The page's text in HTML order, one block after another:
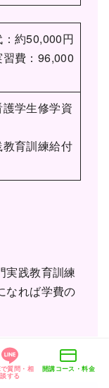
約50,000円
費：96,000
学生修学資
育訓練給付
実践教育訓練
なれば学費の
質問・相
談する
開講コース・料金